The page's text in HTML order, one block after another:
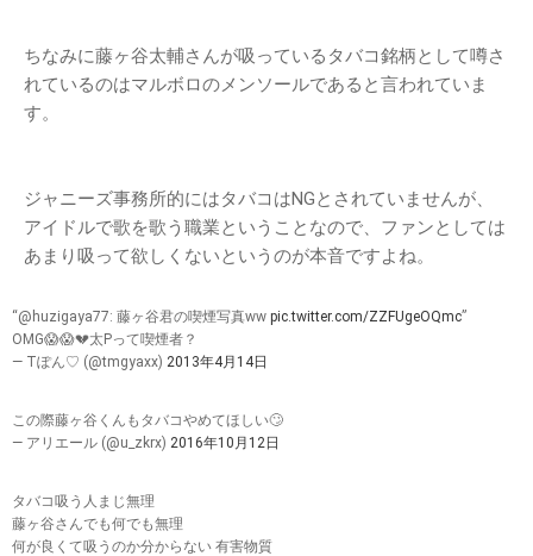
ちなみに藤ヶ谷太輔さんが吸っているタバコ銘柄として噂さ
れているのはマルボロのメンソールであると言われていま
す。
ジャニーズ事務所的にはタバコはNGとされていませんが、
アイドルで歌を歌う職業ということなので、ファンとしては
あまり吸って欲しくないというのが本音ですよね。
“@huzigaya77: 藤ヶ谷君の喫煙写真ww pic.twitter.com/ZZFUgeOQmc”
OMG😱😱💔太Pって喫煙者？
— Tぽん♡ (@tmgyaxx) 2013年4月14日
この際藤ヶ谷くんもタバコやめてほしい🙄
— アリエール (@u_zkrx) 2016年10月12日
タバコ吸う人まじ無理
藤ヶ谷さんでも何でも無理
何が良くて吸うのか分からない 有害物質